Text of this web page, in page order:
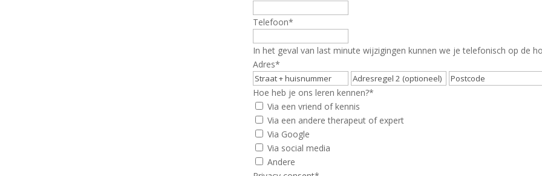
Telefoon*
In het geval van last minute wijzigingen kunnen we je telefonisch op de
Adres*
Straat
+
huisnummer
Adresregel
Hoe heb je ons leren kennen?*
Via een vriend of kennis
Via een andere therapeut of expert
Via Google
Via social media
Andere